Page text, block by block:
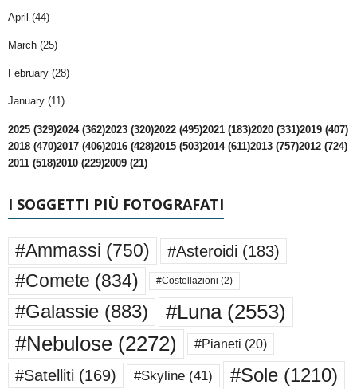
April (44)
March (25)
February (28)
January (11)
2025 (329)2024 (362)2023 (320)2022 (495)2021 (183)2020 (331)2019 (407)
2018 (470)2017 (406)2016 (428)2015 (503)2014 (611)2013 (757)2012 (724)
2011 (518)2010 (229)2009 (21)
I SOGGETTI PIÙ FOTOGRAFATI
#Ammassi (750) #Asteroidi (183)
#Comete (834) #Costellazioni (2)
#Galassie (883) #Luna(2553)
#Nebulose (2272) #Pianeti (20)
#Satelliti (169) #Skyline (41) #Sole (1210)